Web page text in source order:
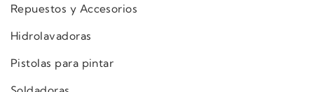
Repuestos y Accesorios
Hidrolavadoras
Pistolas para pintar